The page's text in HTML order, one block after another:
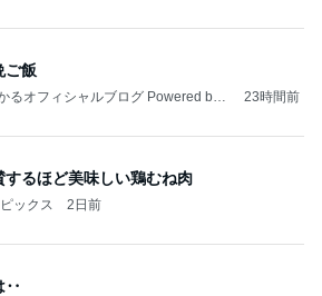
ご飯
るオフィシャルブログ Powered by
23時間前
するほど美味しい鶏むね肉
ックス 2日前
‥